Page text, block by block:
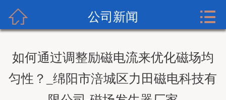
产品展示
实力展示
 公司新闻 
如何通过调整励磁电流来优化磁场均
匀性？_绵阳市涪城区力田磁电科技有